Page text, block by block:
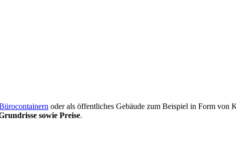
oder als öffentliches Gebäude zum Beispiel in Form von
sowie Preise.